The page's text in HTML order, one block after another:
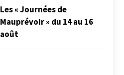
Les « Journées de
Mauprévoir » du 14 au 16
août